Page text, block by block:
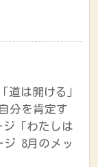
道は開ける」
分を肯定す
「わたしは
ジ 8月のメッ